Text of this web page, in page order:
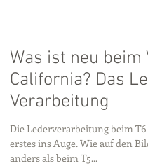
Was ist neu beim
California? Das
Verarbeitung
Die Lederverarbeitung beim
erstes ins Auge. Wie auf den
anders als beim T5...